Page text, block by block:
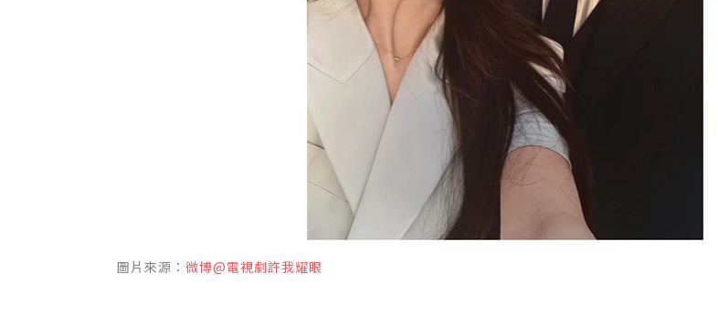
圖片來源： 微博@電視劇許我耀眼